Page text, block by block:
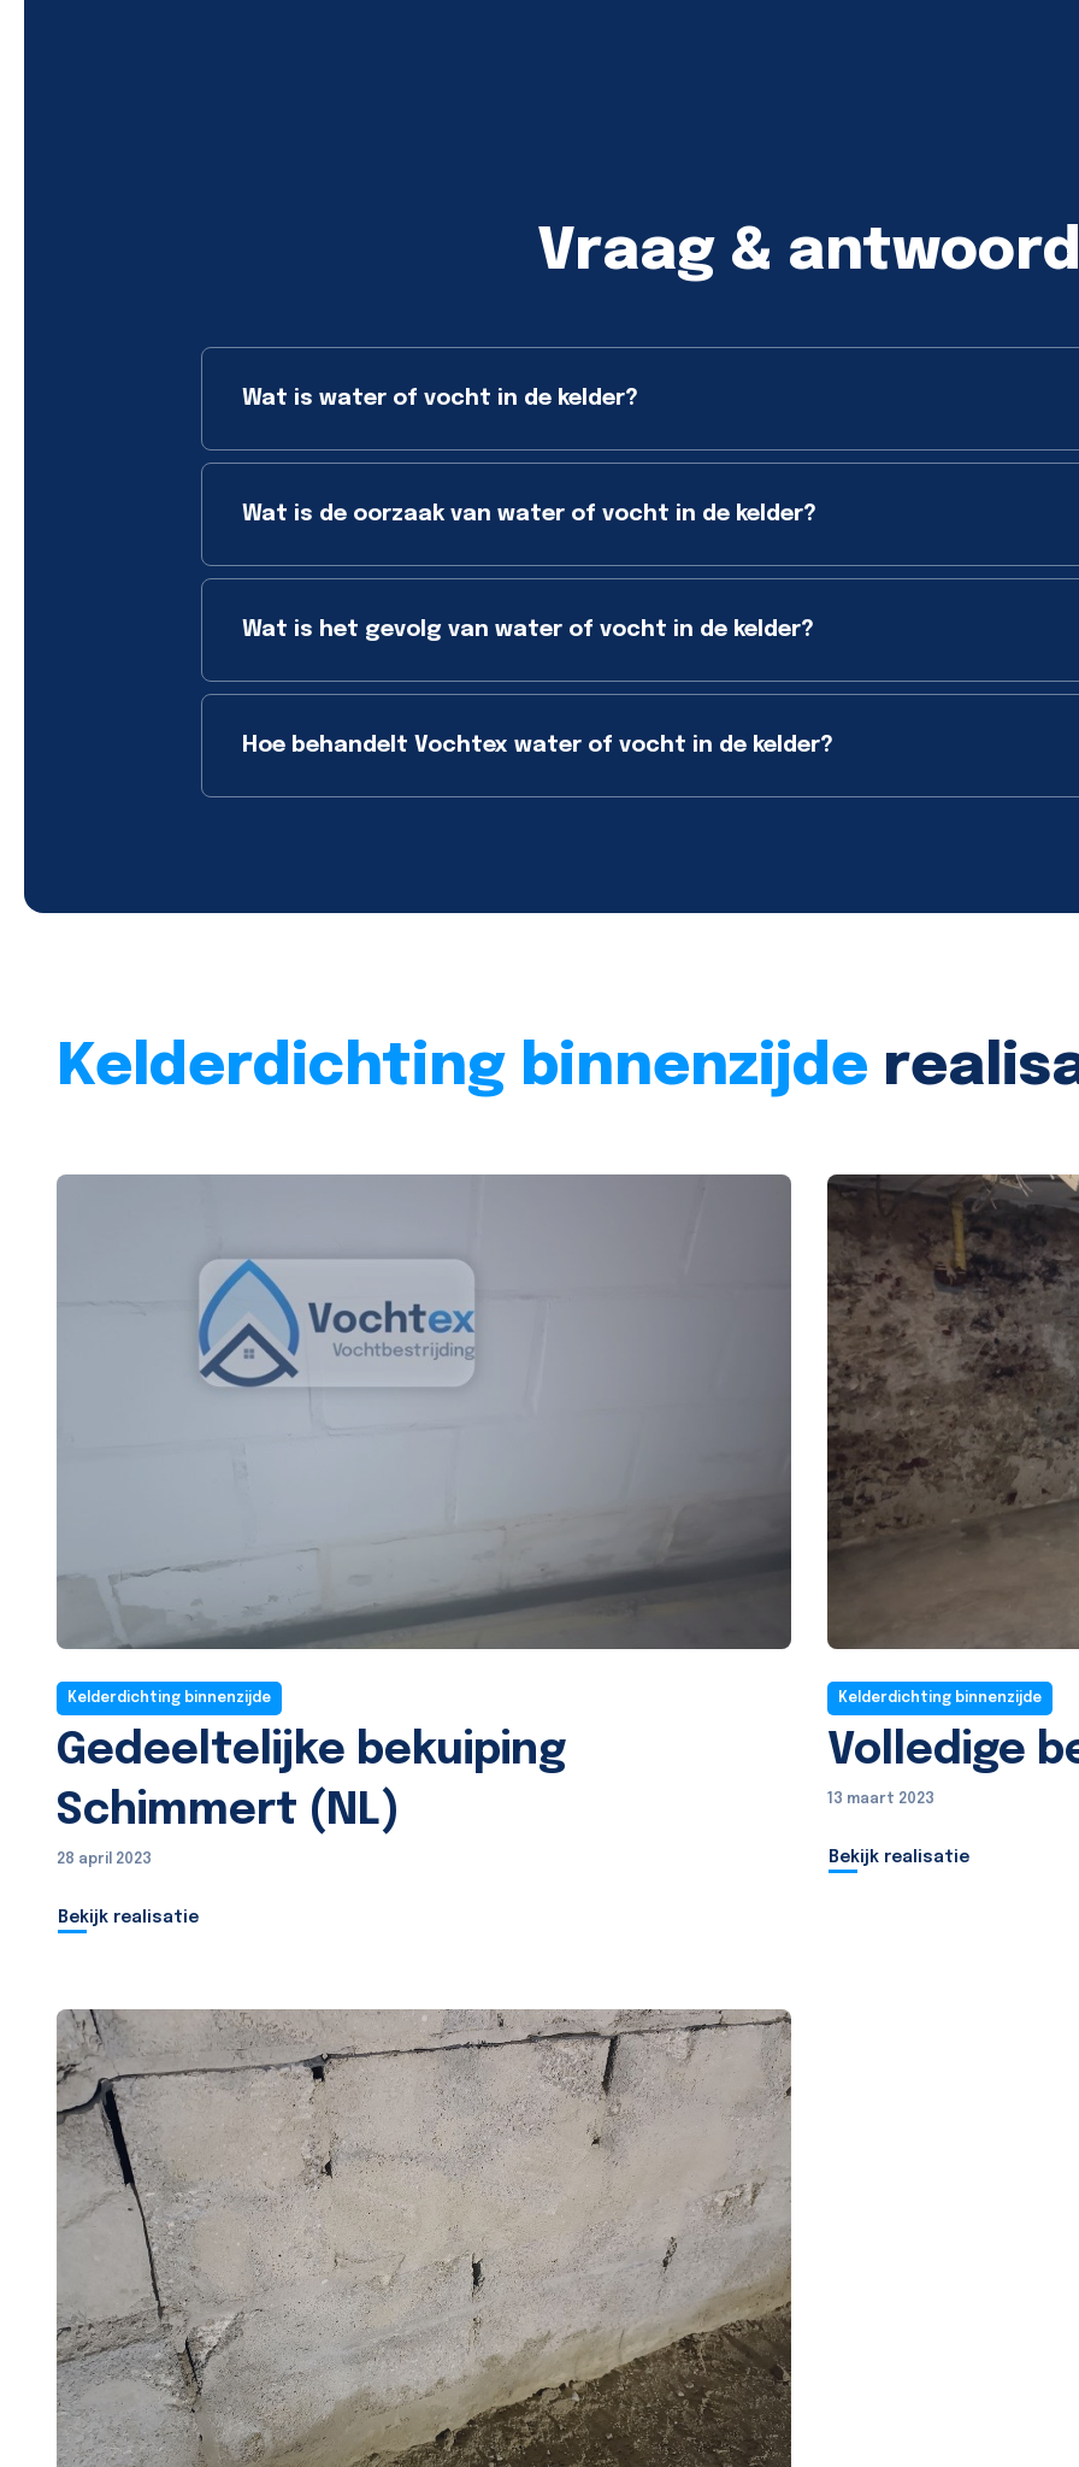
Vraag &
Wat is water of vocht in de kelder?
Wat is de oorzaak van water of vocht in de kelder?
Wat is het gevolg van water of vocht in de kelder?
Hoe behandelt Vochtex water of vocht in de kelder?
Kelderdichting binnenzijde
Kelderdichting binnenzijde
Gedeeltelijke bekuiping
Schimmert (NL)
28 april 2023
Bekijk realisatie
Kelderdichting binnenzijde
Volledige
13 maart 2023
Bekijk realisatie